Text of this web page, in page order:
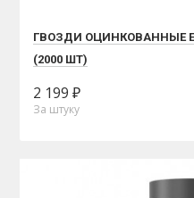
ГВОЗДИ ОЦИНКОВАННЫЕ
(2000 ШТ)
2 199 ₽
За штуку